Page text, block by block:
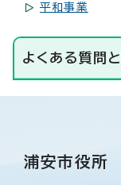
平和事業
よくある質問
浦安市役所